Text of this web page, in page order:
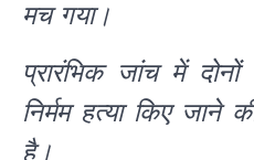
मच गया।
प्रारंभिक जांच में
निर्मम हत्या किए जाने
है।